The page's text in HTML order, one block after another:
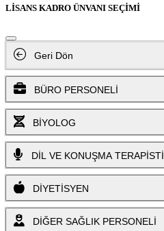
LİSANS KADRO ÜNVANI SEÇİMİ
Geri Dön
BÜRO PERSONELİ
BİYOLOG
DİL VE KONUŞMA TERAPİSTİ
DİYETİSYEN
DİĞER SAĞLIK PERSONELİ